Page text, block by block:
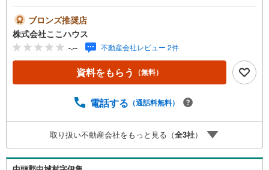
すぐ見てみたい！」という方も大歓迎です♪ 気になる物件
は、当日のお問い合わせでもご案内できます！お気軽にご
連絡ください。＝＝＝＝＝＝＝＝＝＝＝＝＝＝＝＝＝＝＝
＝＝＝＝＝＝＝＝＝＝＝＝＝＝【営業時間 9:00-20:00】定
休日:年中無休上記時間はお電話が繋がりやすくなっており
ます。ぜひお気軽にご連絡下さい！現地を見学される場合
日時をご記入いただけますとスムーズにご案内が可能で
＝＝＝＝＝＝＝＝＝こちらの物件は「Yahoo！不動産 成約
でPayPayポイント最大20万円相当プレゼント」対象です！
資料請求または見学予約からご成約でポイントGET！詳細
はキャンペーンページをご確認ください。＝＝＝＝＝＝＝
ブロンズ推奨店
株式会社ここハウス
-.-- 不動産会社レビュー 2件
資料をもらう （無料）
電話する （通話料無料）
取り扱い不動産会社をもっと見る（全3社）